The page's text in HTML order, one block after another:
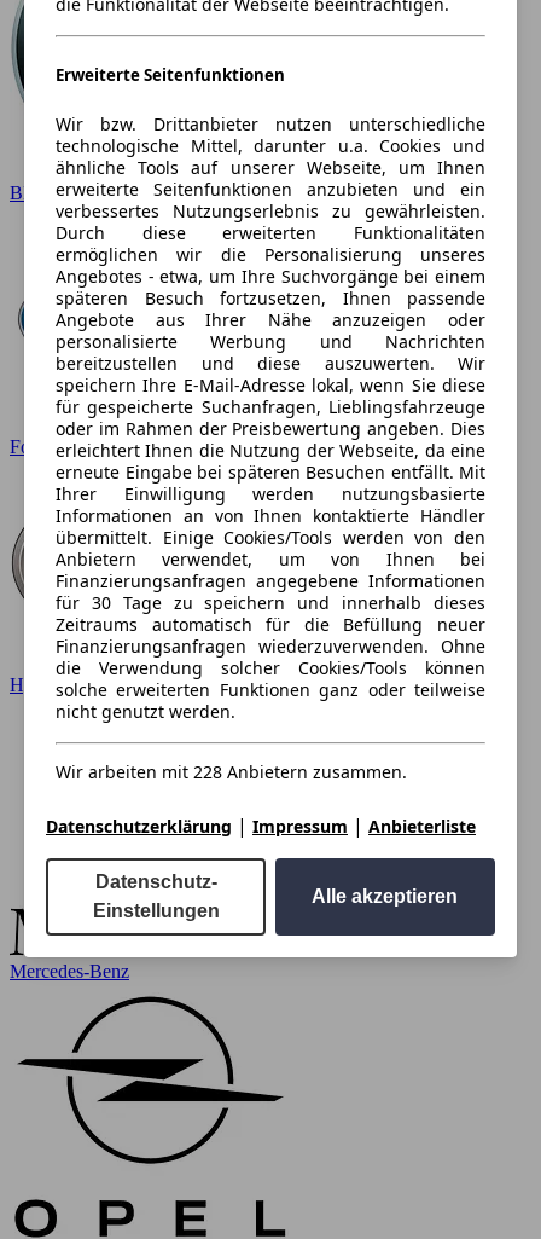
BMW
Ford
Hyundai
Mercedes-Benz
Erweiterte Seitenfunktionen
Wir bzw. Drittanbieter nutzen unterschiedliche
technologische Mittel, darunter u.a. Cookies und
ähnliche Tools auf unserer Webseite, um Ihnen
erweiterte Seitenfunktionen anzubieten und ein
verbessertes Nutzungserlebnis zu gewährleisten.
Durch diese erweiterten Funktionalitäten
ermöglichen wir die Personalisierung unseres
Angebotes - etwa, um Ihre Suchvorgänge bei einem
späteren Besuch fortzusetzen, Ihnen passende
Angebote aus Ihrer Nähe anzuzeigen oder
personalisierte Werbung und Nachrichten
bereitzustellen und diese auszuwerten. Wir
speichern Ihre E-Mail-Adresse lokal, wenn Sie diese
für gespeicherte Suchanfragen, Lieblingsfahrzeuge
oder im Rahmen der Preisbewertung angeben. Dies
erleichtert Ihnen die Nutzung der Webseite, da eine
erneute Eingabe bei späteren Besuchen entfällt. Mit
Ihrer Einwilligung werden nutzungsbasierte
Informationen an von Ihnen kontaktierte Händler
übermittelt. Einige Cookies/Tools werden von den
Anbietern verwendet, um von Ihnen bei
Finanzierungsanfragen angegebene Informationen
für 30 Tage zu speichern und innerhalb dieses
Zeitraums automatisch für die Befüllung neuer
Finanzierungsanfragen wiederzuverwenden. Ohne
die Verwendung solcher Cookies/Tools können
solche erweiterten Funktionen ganz oder teilweise
nicht genutzt werden.
Wir arbeiten mit 228 Anbietern zusammen.
Datenschutzerklärung | Impressum | Anbieterliste
Datenschutz-
Einstellungen
Alle akzeptieren